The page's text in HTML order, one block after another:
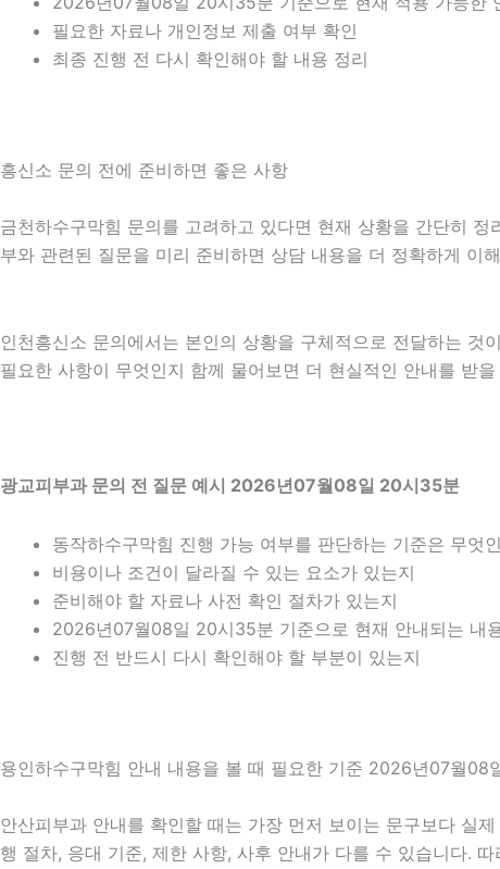
필요한 자료나 개인정보 제출 여부 확인
최종 진행 전 다시 확인해야 할 내용 정리
흥신소 문의 전에 준비하면 좋은 사항
금천하수구막힘 문의를 고려하고 있다면 현재 상황을 간단히
부와 관련된 질문을 미리 준비하면 상담 내용을 더 정확하게 이
인천흥신소 문의에서는 본인의 상황을 구체적으로 전달하는
필요한 사항이 무엇인지 함께 물어보면 더 현실적인 안내를 받
광교피부과 문의 전 질문 예시 2026년07월08일 20시35분
동작하수구막힘 진행 가능 여부를 판단하는 기준은 무엇
비용이나 조건이 달라질 수 있는 요소가 있는지
준비해야 할 자료나 사전 확인 절차가 있는지
2026년07월08일 20시35분 기준으로 현재 안내되는 내
진행 전 반드시 다시 확인해야 할 부분이 있는지
용인하수구막힘 안내 내용을 볼 때 필요한 기준 2026년07월08
안산피부과 안내를 확인할 때는 가장 먼저 보이는 문구보다 실
행 절차, 응대 기준, 제한 사항, 사후 안내가 다를 수 있습니다.